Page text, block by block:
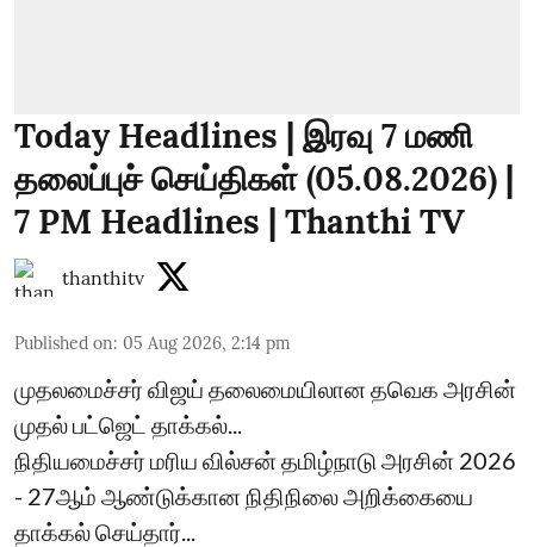
Today Headlines | இரவு 7 மணி
தலைப்புச் செய்திகள் (05.08.2026) |
7 PM Headlines | Thanthi TV
thanthitv
Published on: 05 Aug 2026, 2:14 pm
முதலமைச்சர் விஜய் தலைமையிலான தவெக அரசின்
முதல் பட்ஜெட் தாக்கல்...
நிதியமைச்சர் மரிய வில்சன் தமிழ்நாடு அரசின் 2026
- 27ஆம் ஆண்டுக்கான நிதிநிலை அறிக்கையை
தாக்கல் செய்தார்...